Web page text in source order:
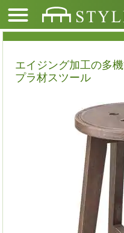
エイジング加工の多
プラ材スツール